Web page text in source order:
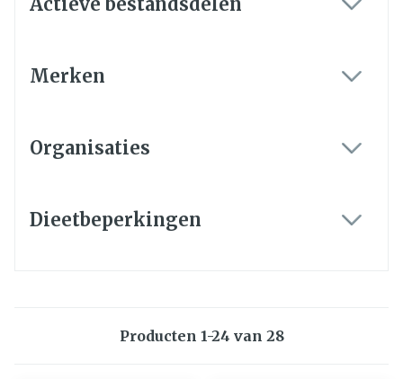
Merken
Organisaties
Dieetbeperkingen
Producten 1-24 van 28